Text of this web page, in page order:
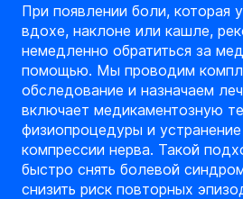
При появлении боли, которая
вдохе, наклоне или кашле,
немедленно обратиться за
помощью. Мы проводим
обследование и назначаем
включает медикаментозную
физиопроцедуры и
компрессии нерва. Такой
быстро снять болевой
снизить риск повторных